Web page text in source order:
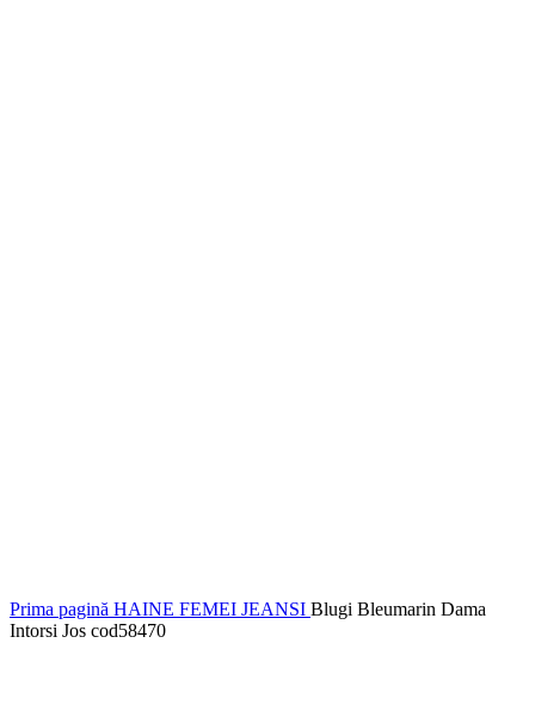
Prima pagină HAINE FEMEI JEANSI Blugi Bleumarin Dama
Intorsi Jos cod58470